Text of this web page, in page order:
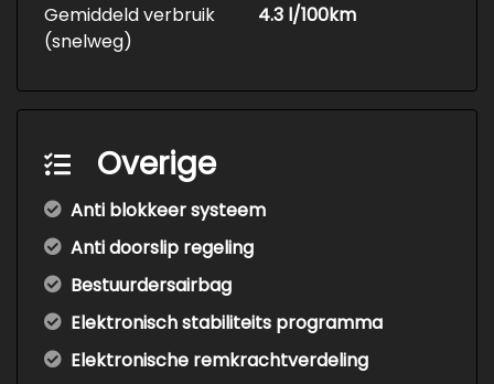
Gemiddeld verbruik
(snelweg)
4.3 l/100km
Overige
Anti blokkeer systeem
Anti doorslip regeling
Bestuurdersairbag
Elektronisch stabiliteits programma
Elektronische remkrachtverdeling